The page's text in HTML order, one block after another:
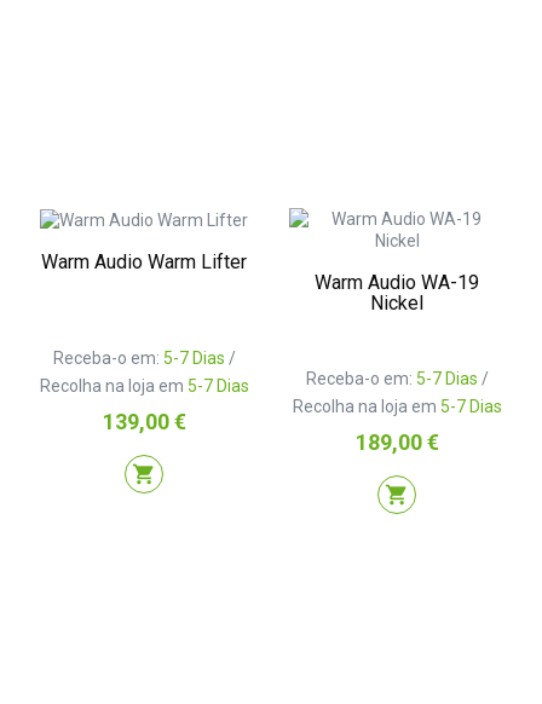
Warm Audio Warm Lifter
Receba-o em: 5-7 Dias /
Recolha na loja em 5-7 Dias
Preço
139,00 €
shopping_cart
Warm Audio WA-19
Nickel
Receba-o em: 5-7 Dias /
Recolha na loja em 5-7 Dias
Preço
189,00 €
shopping_cart